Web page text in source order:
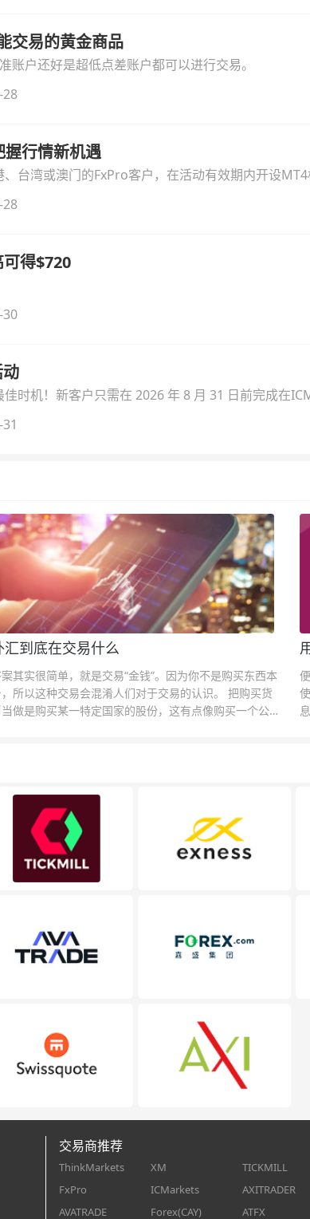
交易的黄金商品
户还好是超低点差账户都可以进行交易。
28
行情新机遇
台湾或澳门的FxPro客户，在活动有效期内开设
杂操作。
28
得$720
30
时机！新客户只需在 2026 年 8 月 31 日前完成在
汇到底在交易什么
其实很简单，就是交易“金钱”。因为你不是购买东西本
所以这种交易会混淆人们对于交易的认识。 把购买货
做是购买某一特定国家的股份，这有点像购买一个公司
交易商推荐
ThinkMarkets XM TICKMILL
FxPro
ICMarkets AXITRADER
AVATRADE
Forex(CAY) ATFX